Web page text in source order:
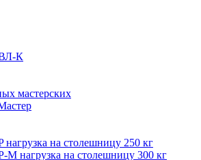
ВЛ-К
мастерских
на столешницу 250 кг
нагрузка на столешницу 300 кг